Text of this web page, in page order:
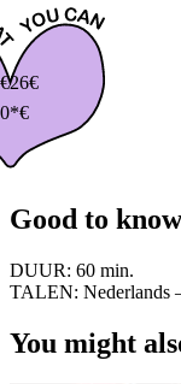
26€
Good to know
DUUR: 60 min.
TALEN: Nederlands
You might